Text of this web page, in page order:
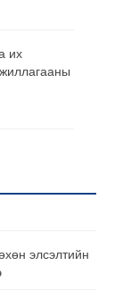
их
элсэлтийн